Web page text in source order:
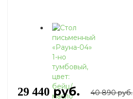
29 440 руб. 40 890 руб.